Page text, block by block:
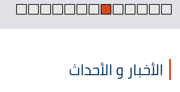
الأخبار و الأحداث